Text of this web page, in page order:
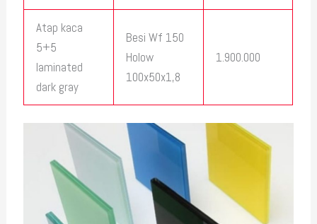
Atap kaca
5+5
laminated
dark gray
Besi Wf 150
Holow
100x50x1,8
1.900.000